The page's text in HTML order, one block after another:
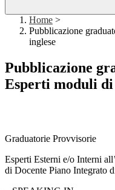
Home >
Pubblicazione
inglese
Pubblicazione
Esperti moduli di
Graduatorie Provvisorie
Esperti Esterni e/o Interni
di Docente Piano Integrato